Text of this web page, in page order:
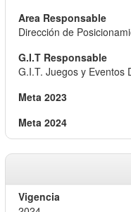
Dirección de
G.I.T. Juegos y Eventos